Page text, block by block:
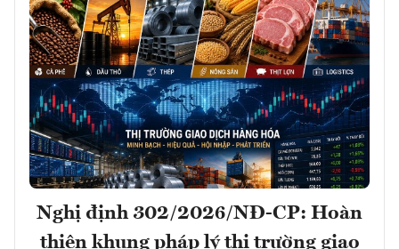
Nghị định 302/2026/NĐ-CP: Hoàn
thiện khung pháp lý thị trường giao